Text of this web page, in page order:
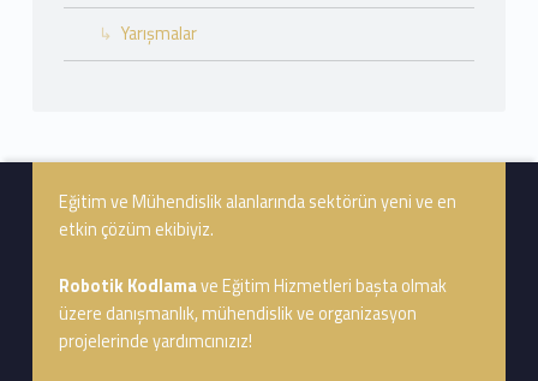
Yarışmalar
Footer info sidebar
Eğitim ve Mühendislik alanlarında sektörün yeni ve en
etkin çözüm ekibiyiz.
Robotik Kodlamave Eğitim Hizmetleri başta olmak
üzere danışmanlık, mühendislik ve organizasyon
projelerinde yardımcınızız!